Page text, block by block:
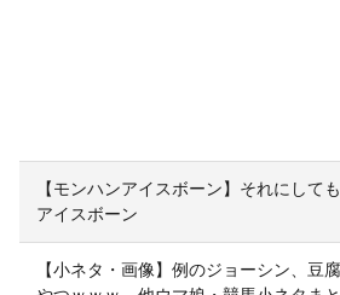
【モンハンアイスボーン】それにして
アイスボーン
【小ネタ・画像】例のジョーシン、豆